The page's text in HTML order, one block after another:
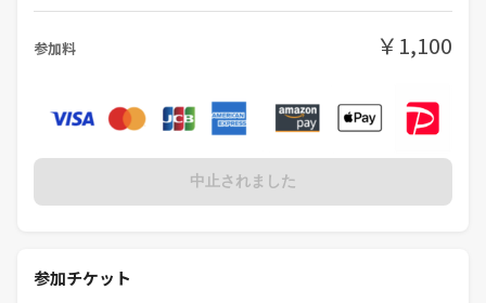
参加料 ￥1,100
中止されました
参加チケット